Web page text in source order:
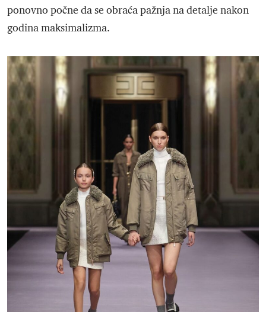
ponovno počne da se obraća pažnja na detalje nakon
godina maksimalizma.